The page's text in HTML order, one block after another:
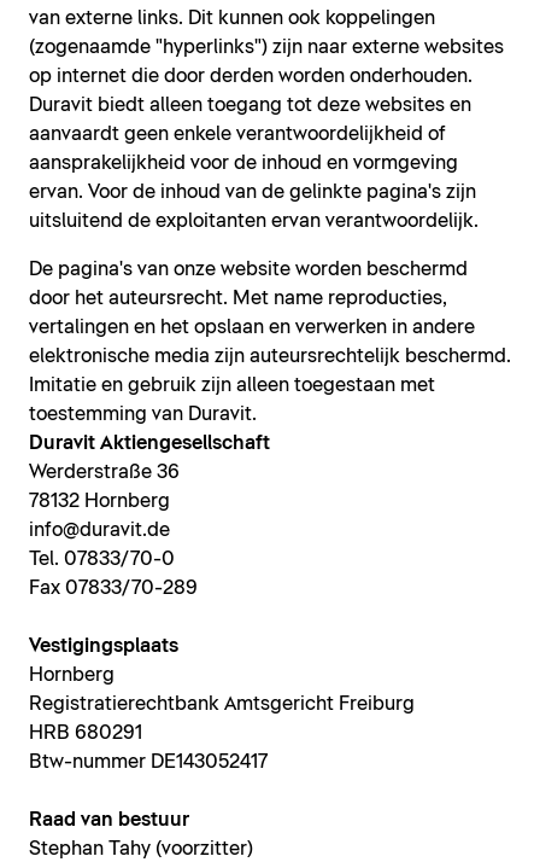
van externe links. Dit kunnen ook koppelingen
(zogenaamde "hyperlinks") zijn naar externe websites
op internet die door derden worden onderhouden.
Duravit biedt alleen toegang tot deze websites en
aanvaardt geen enkele verantwoordelijkheid of
aansprakelijkheid voor de inhoud en vormgeving
ervan. Voor de inhoud van de gelinkte pagina's zijn
uitsluitend de exploitanten ervan verantwoordelijk.
De pagina's van onze website worden beschermd
door het auteursrecht. Met name reproducties,
vertalingen en het opslaan en verwerken in andere
elektronische media zijn auteursrechtelijk beschermd.
Imitatie en gebruik zijn alleen toegestaan met
toestemming van Duravit.
Duravit Aktiengesellschaft
Werderstraße 36
78132 Hornberg
info@duravit.de
Tel. 07833/70-0
Fax 07833/70-289
Vestigingsplaats
Hornberg
Registratierechtbank Amtsgericht Freiburg
HRB 680291
Btw-nummer DE143052417
Raad van bestuur
Stephan Tahy (voorzitter)